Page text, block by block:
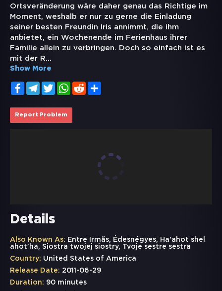
Ortsveränderung wäre daher genau das Richtige im
Moment, weshalb er nur zu gerne die Einladung
seiner besten Freundin Iris annimmt, die ihm
anbietet, ein Wochenende im Ferienhaus ihrer
Familie allein zu verbringen. Doch so einfach ist es
mit der R...
Show More
FacebookTelegramTwitterWhatsApp
Reddit
Report Problem
Details
Also Known As: Entre Irmãs, Édesnégyes, Ha'ahot shel
ahot'ha, Siostra twojej siostry, Tvoje sestre sestra
Country: United States of America
Release Date: 2011-06-29
Duration: 90 minutes